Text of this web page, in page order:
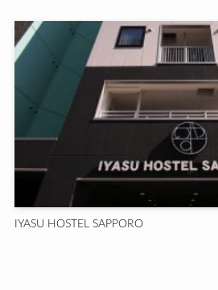
IYASU HOSTEL SAPPORO